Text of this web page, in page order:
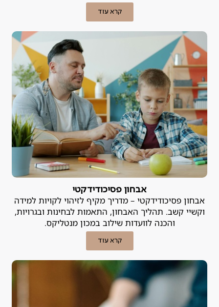
קרא עוד
אבחון פסיכודידקטי
אבחון פסיכודידקטי – מדריך מקיף לזיהוי לקויות למידה
וקשיי קשב. תהליך האבחון, התאמות לבחינות ובגרויות,
והכנה לוועדות שילוב במכון מנטליקס.
קרא עוד